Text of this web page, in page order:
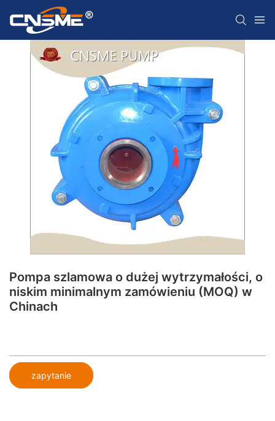
Pompa szlamowa o dużej wytrzymałości, o
niskim minimalnym zamówieniu (MOQ) w
Chinach
zapytanie